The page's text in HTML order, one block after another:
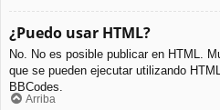
¿Puedo usar HTML?
No. No es posible publicar en HTML.
que se pueden ejecutar utilizando
BBCodes.
Arriba